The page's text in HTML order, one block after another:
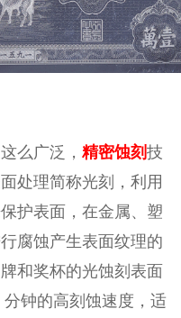
么广泛，精密蚀刻技
处理简称光刻，利用
护表面，在金属、塑
腐蚀产生表面纹理的
和奖杯的光蚀刻表面
钟的高刻蚀速度，适